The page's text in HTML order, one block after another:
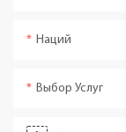
Наций
Выбор Услуг